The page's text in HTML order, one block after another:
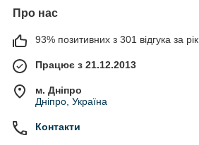
Про нас
93% позитивних з 301 відгука за рік
Працює з 21.12.2013
м. Дніпро
Дніпро, Україна
Контакти